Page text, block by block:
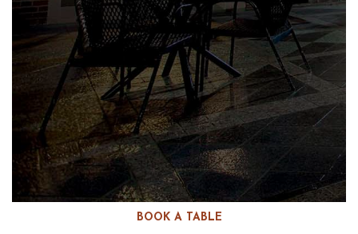
BOOK A TABLE